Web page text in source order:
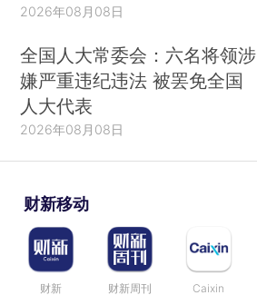
2026年08月08日
全国人大常委会：六名将领涉
嫌严重违纪违法 被罢免全国
人大代表
2026年08月08日
财新移动
财新 财新周刊 Caixin